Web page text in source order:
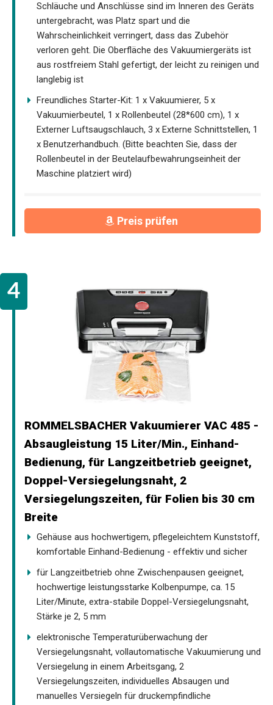
Schläuche und Anschlüsse sind im Inneren des Geräts
untergebracht, was Platz spart und die
Wahrscheinlichkeit verringert, dass das Zubehör
verloren geht. Die Oberfläche des Vakuumiergeräts ist
aus rostfreiem Stahl gefertigt, der leicht zu reinigen und
langlebig ist
Freundliches Starter-Kit: 1 x Vakuumierer, 5 x
Vakuumierbeutel, 1 x Rollenbeutel (28*600 cm), 1 x
Externer Luftsaugschlauch, 3 x Externe Schnittstellen, 1
x Benutzerhandbuch. (Bitte beachten Sie, dass der
Rollenbeutel in der Beutelaufbewahrungseinheit der
Maschine platziert wird)
Preis prüfen
ROMMELSBACHER Vakuumierer VAC 485 -
Absaugleistung 15 Liter/Min., Einhand-
Bedienung, für Langzeitbetrieb geeignet,
Doppel-Versiegelungsnaht, 2
Versiegelungszeiten, für Folien bis 30 cm
Breite
Gehäuse aus hochwertigem, pflegeleichtem Kunststoff,
komfortable Einhand-Bedienung - effektiv und sicher
für Langzeitbetrieb ohne Zwischenpausen geeignet,
hochwertige leistungsstarke Kolbenpumpe, ca. 15
Liter/Minute, extra-stabile Doppel-Versiegelungsnaht,
Stärke je 2, 5 mm
elektronische Temperaturüberwachung der
Versiegelungsnaht, vollautomatische Vakuumierung und
Versiegelung in einem Arbeitsgang, 2
Versiegelungszeiten, individuelles Absaugen und
manuelles Versiegeln für druckempfindliche